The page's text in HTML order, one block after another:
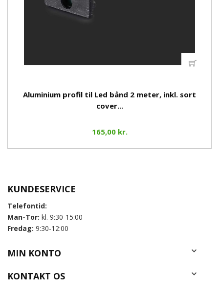
Aluminium profil til Led bånd 2 meter, inkl. sort
cover...
165,00 kr.
KUNDESERVICE
Telefontid:
Man-Tor: kl. 9:30-15:00
Fredag: 9:30-12:00
MIN KONTO 
KONTAKT OS 